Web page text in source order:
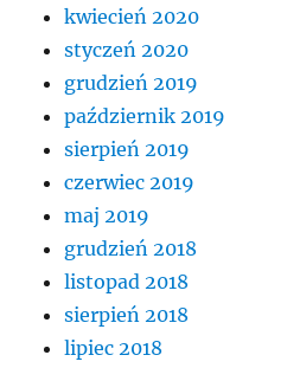
kwiecień 2020
styczeń 2020
grudzień 2019
październik 2019
sierpień 2019
czerwiec 2019
maj 2019
grudzień 2018
listopad 2018
sierpień 2018
lipiec 2018